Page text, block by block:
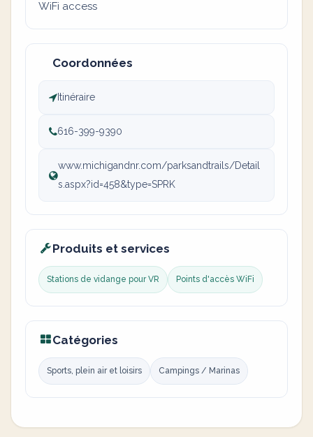
WiFi access
Coordonnées
Itinéraire
616-399-9390
www.michigandnr.com/parksandtrails/Detail
s.aspx?id=458&type=SPRK
Produits et services
Stations de vidange pour VR Points d'accès WiFi
Catégories
Sports, plein air et loisirs Campings / Marinas